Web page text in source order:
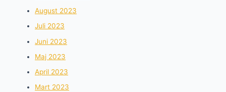
August 2023
Juli 2023
Juni 2023
Maj 2023
April 2023
Mart 2023